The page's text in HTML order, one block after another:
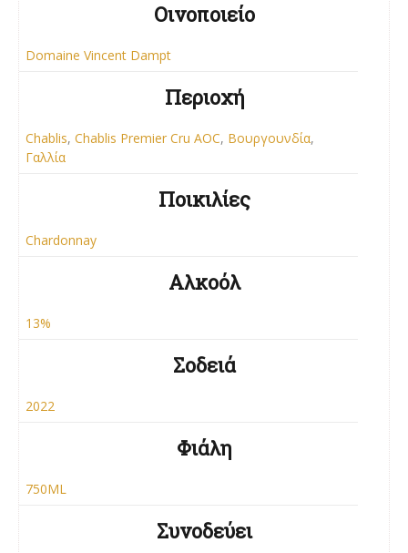
Οινοποιείο
Domaine Vincent Dampt
Περιοχή
Chablis, Chablis Premier Cru AOC, Βουργουνδία,
Γαλλία
Ποικιλίες
Chardonnay
Αλκοόλ
13%
Σοδειά
2022
Φιάλη
750ML
Συνοδεύει